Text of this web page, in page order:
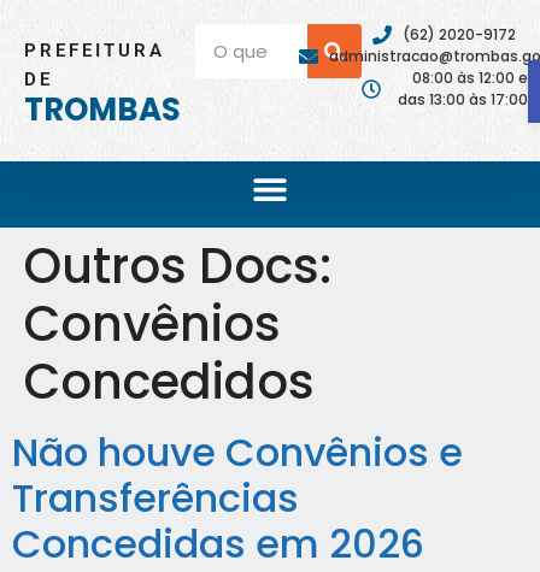
PREFEITURA
DE
TROMBAS
(62) 2020-9172
08:00 às 12:00 e
das 13:00 às 17:00
Outros Docs:
Convênios
Concedidos
Não houve Convênios e
Transferências
Concedidas em 2026